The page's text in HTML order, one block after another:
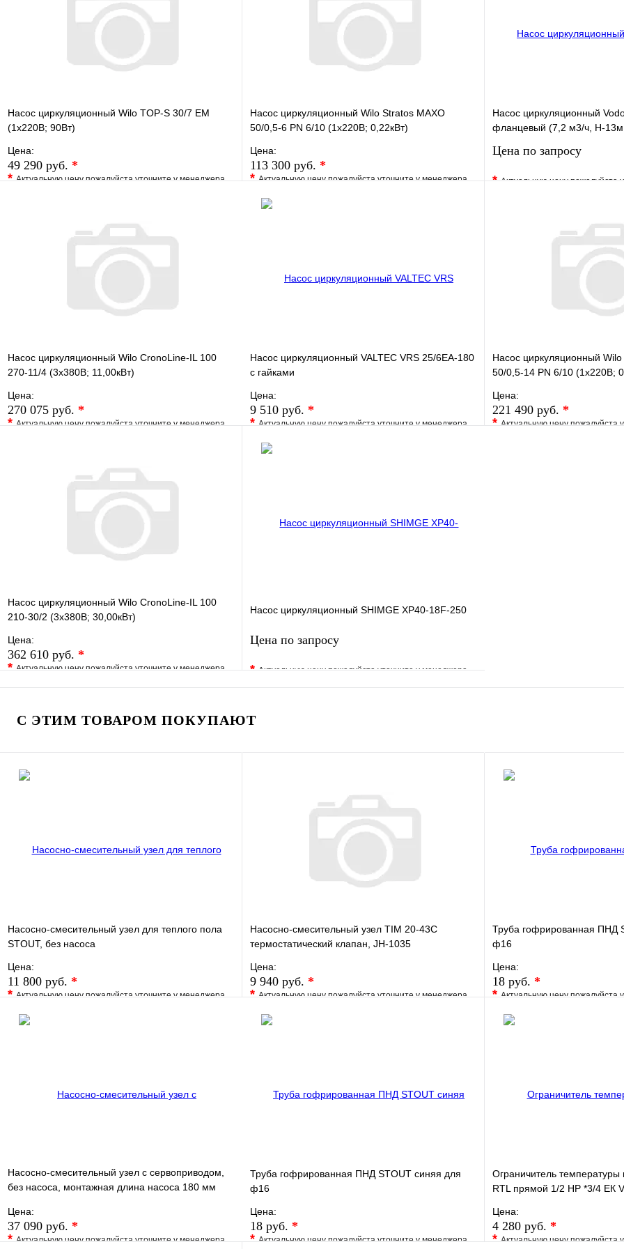
Насос циркуляционный Wilo TOP-S 30/7 EM
(1х220В; 90Вт)
Цена:
49 290 руб. *
*Актуальную цену пожалуйста уточните у менеджера
В корзину
Насос циркуляционный Wilo Stratos MAXO
50/0,5-6 PN 6/10 (1х220В; 0,22кВт)
Цена:
113 300 руб. *
*Актуальную цену пожалуйста уточните у менеджера
В избранное
Насос циркуляционный
фланцевый (7,2 м3/ч, Н-
Цена по запросу
*Актуальную цену пожалуйста
Насос циркуляционный Wilo CronoLine-IL 100
270-11/4 (3х380В; 11,00кВт)
Цена:
270 075 руб. *
*Актуальную цену пожалуйста уточните у менеджера
В корзину
Насос циркуляционный VALTEC VRS 25/6EA-180
с гайками
Цена:
9 510 руб. *
*Актуальную цену пожалуйста уточните у менеджера
В избранное
Насос циркуляционный
50/0,5-14 PN 6/10 (1х220В;
Цена:
221 490 руб. *
*Актуальную цену пожалуйста
Насос циркуляционный Wilo CronoLine-IL 100
210-30/2 (3х380В; 30,00кВт)
Цена:
362 610 руб. *
*Актуальную цену пожалуйста уточните у менеджера
В избранное Сравнение
В корзину
Насос циркуляционный SHIMGE XP40-18F-250
Цена по запросу
*Актуальную цену пожалуйста уточните у менеджера
В избранное Сравнение
Запросить цену
С ЭТИМ ТОВАРОМ ПОКУПАЮТ
Насосно-смесительный узел для теплого пола
STOUT, без насоса
Цена:
11 800 руб. *
*Актуальную цену пожалуйста уточните у менеджера
В избранное
Насосно-смесительный узел TIM 20-43С
термостатический клапан, JH-1035
Цена:
9 940 руб. *
*Актуальную цену пожалуйста уточните у менеджера
В избранное
Труба гофрированная ПНД
ф16
Цена:
18 руб. *
*Актуальную цену пожалуйста
В избранное
Насосно-смесительный узел с сервоприводом,
без насоса, монтажная длина насоса 180 мм
Цена:
37 090 руб. *
*Актуальную цену пожалуйста уточните у менеджера
Труба гофрированная ПНД STOUT синяя для
ф16
Цена:
18 руб. *
*Актуальную цену пожалуйста уточните у менеджера
Ограничитель температуры
RTL прямой 1/2 НР *3/4 ЕК
Цена:
4 280 руб. *
*Актуальную цену пожалуйста